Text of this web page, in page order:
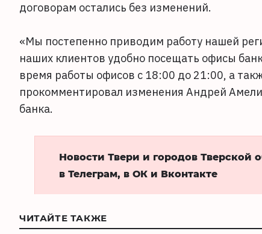
договорам остались без изменений.
«Мы постепенно приводим работу нашей
наших клиентов удобно посещать офисы
время работы офисов с 18:00 до 21:00, а
прокомментировал изменения Андрей
банка.
Новости Твери и городов Тверской
в Телеграм, в ОК и Вконтакте
ЧИТАЙТЕ ТАКЖЕ